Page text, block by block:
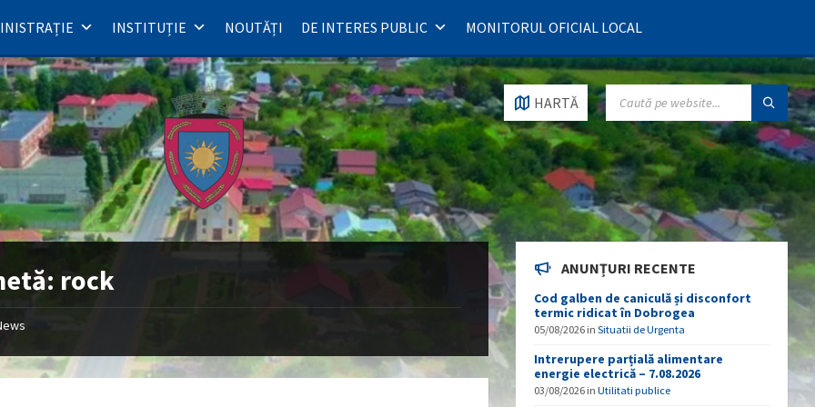
INSTITUȚIE NOUTĂȚI DE INTERES PUBLIC MONITORUL OFICIAL LOCAL
HARTĂ
SEARCH:
rock ANUNȚURI RECENTE
Cod galben de caniculă și disconfort
termic ridicat în Dobrogea
05/08/2026 inSituatii de Urgenta
Intrerupere parțială alimentare
energie electrică – 7.08.2026
03/08/2026 inUtilitati publice